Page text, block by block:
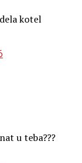
kotel
u teba???